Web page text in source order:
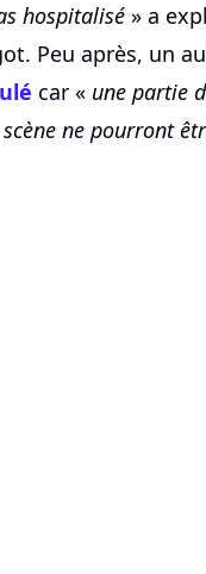
hospitalisé » a
Peu après, un
car « une partie
ne pourront